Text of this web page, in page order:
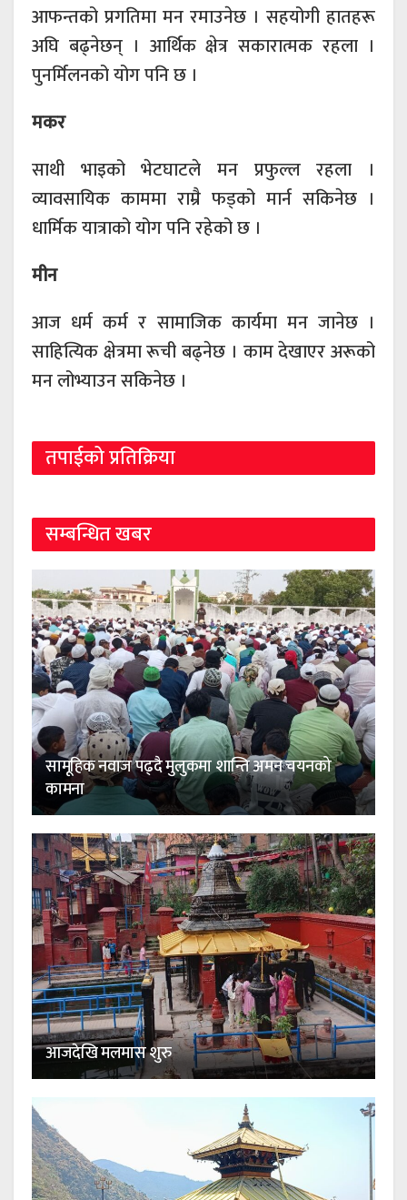
आफन्तको प्रगतिमा मन रमाउनेछ । सहयोगी हातहरू
अघि बढ्नेछन् । आर्थिक क्षेत्र सकारात्मक रहला ।
पुनर्मिलनको योग पनि छ ।
मकर
साथी भाइको भेटघाटले मन प्रफुल्ल रहला ।
व्यावसायिक काममा राम्रै फड्को मार्न सकिनेछ ।
धार्मिक यात्राको योग पनि रहेको छ ।
मीन
आज धर्म कर्म र सामाजिक कार्यमा मन जानेछ ।
साहित्यिक क्षेत्रमा रूची बढ्नेछ । काम देखाएर अरूको
मन लोभ्याउन सकिनेछ ।
तपाईको प्रतिक्रिया
सम्बन्धित खबर
सामूहिक नवाज पढ्दै मुलुकमा शान्ति अमन चयनको
कामना
आजदेखि मलमास शुरु